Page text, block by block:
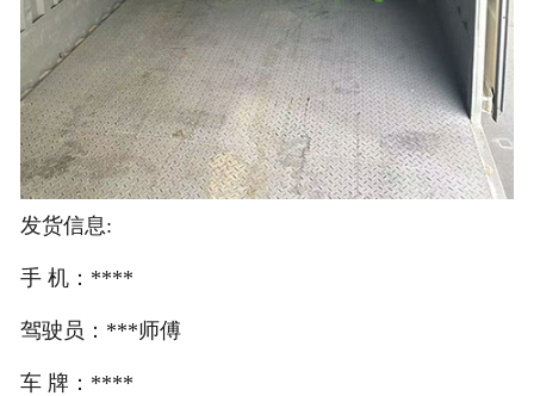
发货信息:
手 机：****
驾驶员：***师傅
车 牌：****